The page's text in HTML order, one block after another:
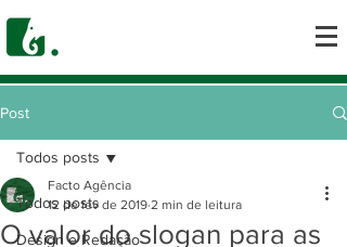
Post
Todos posts
Design e Redação
Todos posts
O valor do slogan para as
Facto Agência
12 de fev de 2019 2 min de leitura